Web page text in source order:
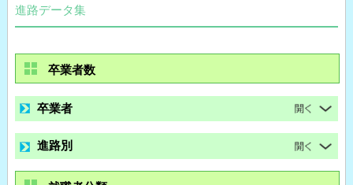
進路データ集
卒業者数
卒業者
進路別